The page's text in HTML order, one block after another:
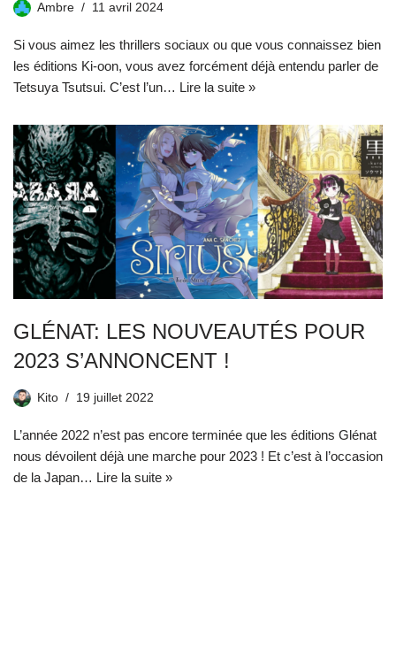
Ambre 11 avril 2024
Si vous aimez les thrillers sociaux ou que vous connaissez bien
les éditions Ki-oon, vous avez forcément déjà entendu parler de
Tetsuya Tsutsui. C’est l’un… Lire la suite »
GLÉNAT: LES NOUVEAUTÉS POUR
2023 S’ANNONCENT !
Kito 19 juillet 2022
L’année 2022 n’est pas encore terminée que les éditions Glénat
nous dévoilent déjà une marche pour 2023 ! Et c’est à l’occasion
de la Japan… Lire la suite »